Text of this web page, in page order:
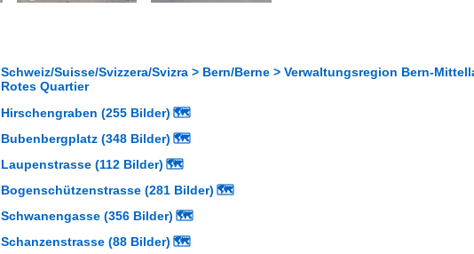
Schweiz/Suisse/Svizzera/Svizra > Bern/Berne > Verwaltungsregion Bern-
Rotes Quartier
Hirschengraben (255 Bilder) 🗺
Bubenbergplatz (348 Bilder) 🗺
Laupenstrasse (112 Bilder) 🗺
Bogenschützenstrasse (281 Bilder) 🗺
Schwanengasse (356 Bilder) 🗺
Schanzenstrasse (88 Bilder) 🗺